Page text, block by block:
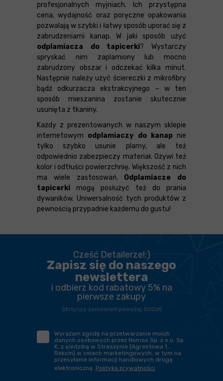
profesjonalnych myjniach. Ich przystępna
cena, wydajność oraz poręczne opakowania
pozwalają w szybki i łatwy sposób uporać się z
zabrudzeniami kanap. W jaki sposób użyć
odplamiacza do tapicerki? Wystarczy
spryskać nim zaplamiony lub mocno
zabrudzony obszar i odczekać kilka minut.
Następnie należy użyć ściereczki z mikrofibry
bądź odkurzacza ekstrakcyjnego – w ten
sposób mieszanina zostanie skutecznie
usunięta z tkaniny.
Każdy z prezentowanych w naszym sklepie
internetowym odplamiaczy do kanap nie
tylko szybko usunie plamy, ale też
odpowiednio zabezpieczy materiał. Ożywi też
kolor i odtłuści powierzchnię. Większość z nich
ma wiele zastosowań. Odplamiacze do
tapicerki mogą posłużyć też do prania
dywaników. Uniwersalność tych produktów z
pewnością przypadnie każdemu do gustu!
Cześć Detailerze!:)
Zapisz się do naszego
newslettera
i odbierz kod rabatowy 5% na
pierwsze zakupy
(dotyczy zamówień powyżej 500zł)
Wyrażam zgodę na przetwarzanie moich
danych osobowych przez Nomos Sp. z o.o. Sp.
K. z siedzibą w Straszynie (Agrestowa 1 ,
Rekcin) w celach marketingowych, w tym na
przesyłanie informacji handlowych drogą
elektroniczną. Polityka prywatności